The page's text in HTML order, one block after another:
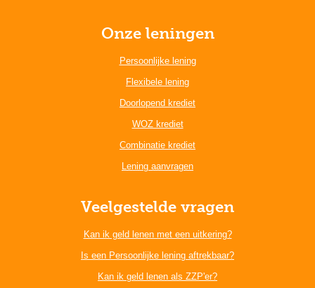
Onze leningen
Persoonlijke lening
Flexibele lening
Doorlopend krediet
WOZ krediet
Combinatie krediet
Lening aanvragen
Veelgestelde vragen
Kan ik geld lenen met een uitkering?
Is een Persoonlijke lening aftrekbaar?
Kan ik geld lenen als ZZP'er?